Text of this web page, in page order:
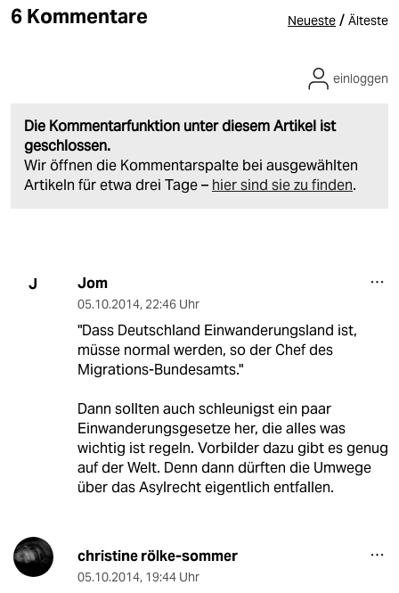
6 Kommentare Neueste / Älteste
Die Kommentarfunktion unter diesem Artikel ist
geschlossen.
Wir öffnen die Kommentarspalte bei ausgewählten
Artikeln für etwa drei Tage – hier sind sie zu finden.
einloggen
J Jom
05.10.2014, 22:46 Uhr
"Dass Deutschland Einwanderungsland ist,
müsse normal werden, so der Chef des
Migrations-Bundesamts."
Dann sollten auch schleunigst ein paar
Einwanderungsgesetze her, die alles was
wichtig ist regeln. Vorbilder dazu gibt es genug
auf der Welt. Denn dann dürften die Umwege
über das Asylrecht eigentlich entfallen.
christine rölke-sommer
05.10.2014, 19:44 Uhr